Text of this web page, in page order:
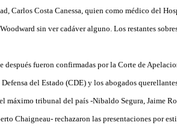
Carlos Costa Canessa, quien como médico del
sin ver cadáver alguno. Los restantes
fueron confirmadas por la Corte de
del Estado (CDE) y los abogados
máximo tribunal del país -Nibaldo Segura, Jaime
Chaigneau- rechazaron las presentaciones por